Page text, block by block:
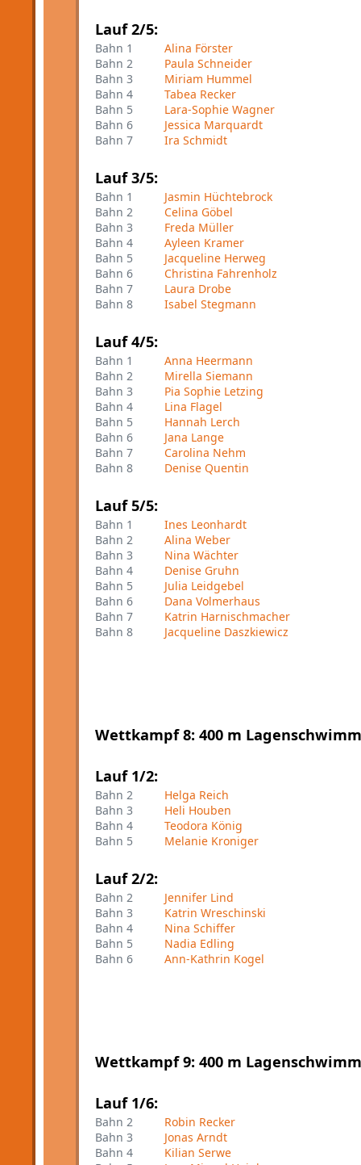
Lauf 2/5:
Bahn 1
Alina Förster
Bahn 2
Paula Schneider
Bahn 3
Miriam Hummel
Bahn 4
Tabea Recker
Bahn 5
Lara-Sophie Wagner
Bahn 6
Jessica Marquardt
Bahn 7
Ira Schmidt
Lauf 3/5:
Bahn 1
Jasmin Hüchtebrock
Bahn 2
Celina Göbel
Bahn 3
Freda Müller
Bahn 4
Ayleen Kramer
Bahn 5
Jacqueline Herweg
Bahn 6
Christina Fahrenholz
Bahn 7
Laura Drobe
Bahn 8
Isabel Stegmann
Lauf 4/5:
Bahn 1
Anna Heermann
Bahn 2
Mirella Siemann
Bahn 3
Pia Sophie Letzing
Bahn 4
Lina Flagel
Bahn 5
Hannah Lerch
Bahn 6
Jana Lange
Bahn 7
Carolina Nehm
Bahn 8
Denise Quentin
Lauf 5/5:
Bahn 1
Ines Leonhardt
Bahn 2
Alina Weber
Bahn 3
Nina Wächter
Bahn 4
Denise Gruhn
Bahn 5
Julia Leidgebel
Bahn 6
Dana Volmerhaus
Bahn 7
Katrin Harnischmacher
Bahn 8
Jacqueline Daszkiewicz
Wettkampf 8: 400 m
Lauf 1/2:
Bahn 2
Helga Reich
Bahn 3
Heli Houben
Bahn 4
Teodora König
Bahn 5
Melanie Kroniger
Lauf 2/2:
Bahn 2
Jennifer Lind
Bahn 3
Katrin Wreschinski
Bahn 4
Nina Schiffer
Bahn 5
Nadia Edling
Bahn 6
Ann-Kathrin Kogel
Wettkampf 9: 400 m
Lauf 1/6:
Bahn 2
Robin Recker
Bahn 3
Jonas Arndt
Bahn 4
Kilian Serwe